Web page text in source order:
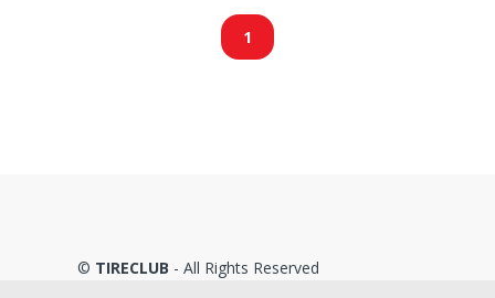
1
© TIRECLUB - All Rights Reserved